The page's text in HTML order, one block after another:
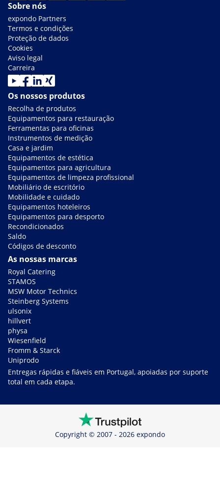
Sobre nós
expondo Partners
Termos e condições
Proteção de dados
Cookies
Aviso legal
Carreira
Os nossos produtos
Recolha de produtos
Equipamentos para restauração
Ferramentas para oficinas
Instrumentos de medição
Casa e jardim
Equipamentos de estética
Equipamentos para agricultura
Equipamentos de limpeza profissional
Mobiliário de escritório
Mobilidade e cuidado
Equipamentos hoteleiros
Equipamentos para desporto
Recondicionados
Saldo
Códigos de desconto
As nossas marcas
Royal Catering
STAMOS
MSW Motor Technics
Steinberg Systems
ulsonix
hillvert
physa
Wiesenfield
Fromm & Starck
Uniprodo
Entregas rápidas e fiáveis em Portugal, apoiadas por suporte
total em cada etapa.
Copyright © 2007 - 2026 expondo